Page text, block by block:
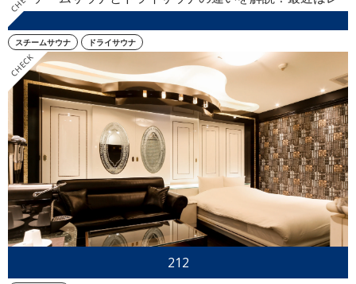
ホテル縁
ご予約
スチームサウナ ドライサウナ
212